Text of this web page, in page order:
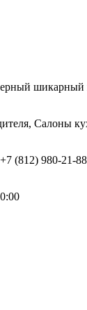
шикарный
Салоны
(812) 980-21-88